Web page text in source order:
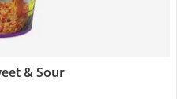
& Sour